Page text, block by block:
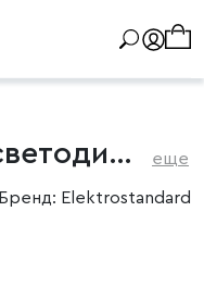
Ландшафтный светодиодный светильник Nimbus IP54 еще
Бренд: Elektrostandard